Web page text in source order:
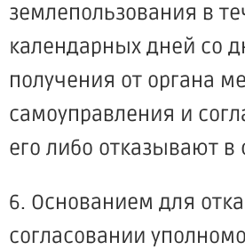
землепользования в
календарных дней со
получения от органа
самоуправления и
его либо отказывают в
6. Основанием для
согласовании